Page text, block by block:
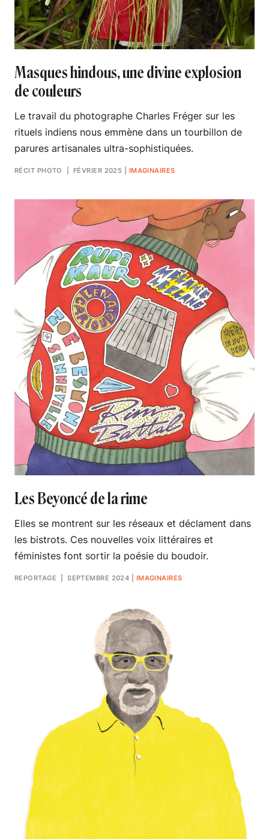
Masques hindous, une divine explosion
de couleurs
Le travail du photographe Charles Fréger sur les
rituels indiens nous emmène dans un tourbillon de
parures artisanales ultra-sophistiquées.
RÉCIT PHOTO | FÉVRIER 2025 IMAGINAIRES
Les Beyoncé de la rime
Elles se montrent sur les réseaux et déclament dans
les bistrots. Ces nouvelles voix littéraires et
féministes font sortir la poésie du boudoir.
REPORTAGE | SEPTEMBRE 2024 IMAGINAIRES